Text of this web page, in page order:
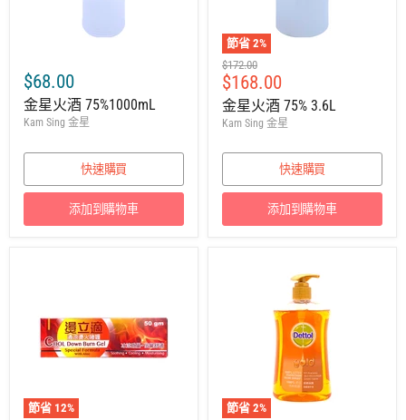
$68.00
金星火酒 75%1000mL
Kam Sing 金星
快速購買
添加到購物車
節省 2%
建
議
零
售
價
$172.00
售
價
$168.00
金星火酒 75% 3.6L
Kam Sing 金星
快速購買
添加到購物車
節省 12%
節省 2%